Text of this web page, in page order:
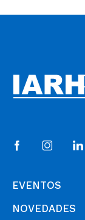
EVENTOS
NOVEDADES